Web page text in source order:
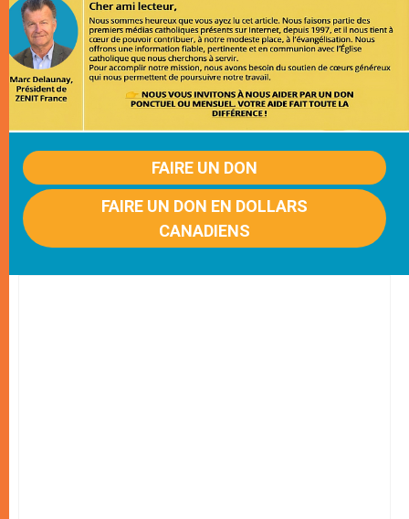
FAIRE UN DON
FAIRE UN DON EN DOLLARS
CANADIENS